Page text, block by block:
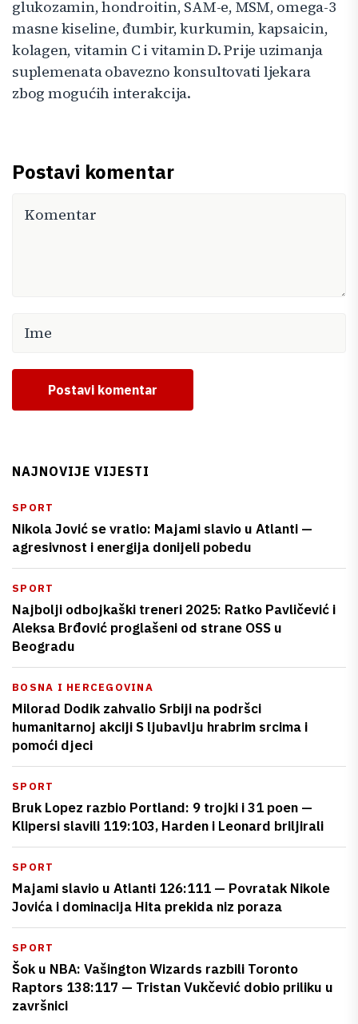
glukozamin, hondroitin, SAM-e, MSM, omega-3
masne kiseline, đumbir, kurkumin, kapsaicin,
kolagen, vitamin C i vitamin D. Prije uzimanja
suplemenata obavezno konsultovati ljekara
zbog mogućih interakcija.
Postavi komentar
Postavi komentar
NAJNOVIJE VIJESTI
SPORT
Nikola Jović se vratio: Majami slavio u Atlanti —
agresivnost i energija donijeli pobedu
SPORT
Najbolji odbojkaški treneri 2025: Ratko Pavličević i
Aleksa Brđović proglašeni od strane OSS u
Beogradu
BOSNA I HERCEGOVINA
Milorad Dodik zahvalio Srbiji na podršci
humanitarnoj akciji S ljubavlju hrabrim srcima i
pomoći djeci
SPORT
Bruk Lopez razbio Portland: 9 trojki i 31 poen —
Klipersi slavili 119:103, Harden i Leonard briljirali
SPORT
Majami slavio u Atlanti 126:111 — Povratak Nikole
Jovića i dominacija Hita prekida niz poraza
SPORT
Šok u NBA: Vašington Wizards razbili Toronto
Raptors 138:117 — Tristan Vukčević dobio priliku u
završnici